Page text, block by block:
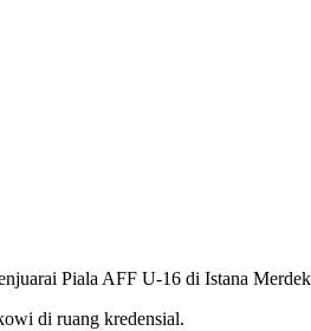
Piala AFF U-16 di Istana
di ruang kredensial.